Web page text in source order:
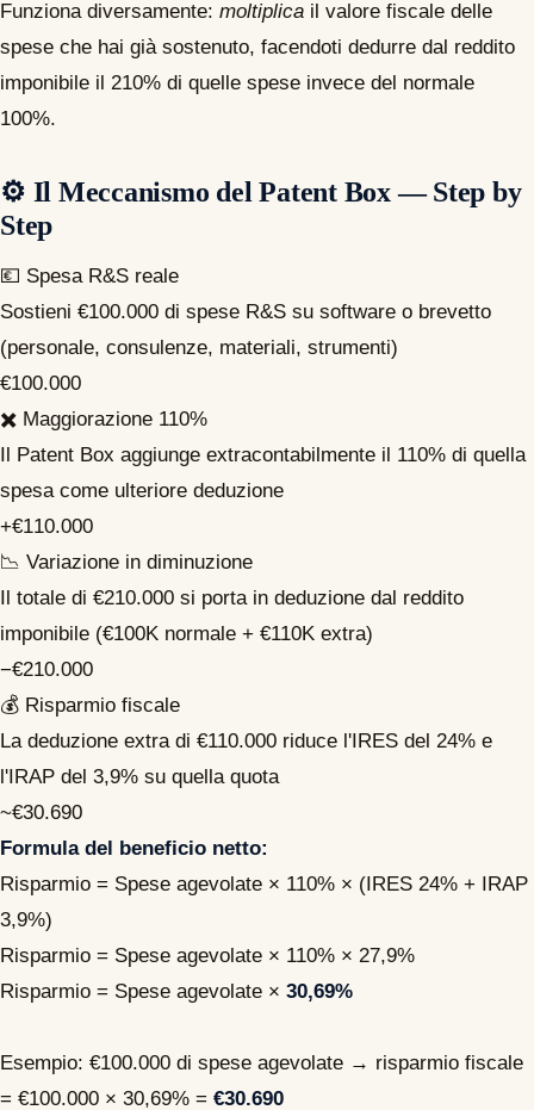
Funziona diversamente: moltiplica il valore fiscale delle
spese che hai già sostenuto, facendoti dedurre dal reddito
imponibile il 210% di quelle spese invece del normale
100%.
⚙️ Il Meccanismo del Patent Box — Step by
Step
💶 Spesa R&S reale
Sostieni €100.000 di spese R&S su software o brevetto
(personale, consulenze, materiali, strumenti)
€100.000
✖️ Maggiorazione 110%
Il Patent Box aggiunge extracontabilmente il 110% di quella
spesa come ulteriore deduzione
+€110.000
📉 Variazione in diminuzione
Il totale di €210.000 si porta in deduzione dal reddito
imponibile (€100K normale + €110K extra)
−€210.000
💰 Risparmio fiscale
La deduzione extra di €110.000 riduce l'IRES del 24% e
l'IRAP del 3,9% su quella quota
~€30.690
Formula del beneficio netto:
Risparmio = Spese agevolate × 110% × (IRES 24% + IRAP
3,9%)
Risparmio = Spese agevolate × 110% × 27,9%
Risparmio = Spese agevolate × 30,69%
Esempio: €100.000 di spese agevolate → risparmio fiscale
= €100.000 × 30,69% = €30.690